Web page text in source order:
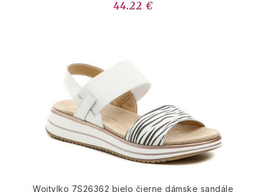
44.22 €
Wojtylko 7S26362 bielo čierne dámske sandále